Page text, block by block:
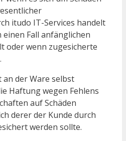
itudo IT-Services handelt
einen Fall anfänglichen
oder wenn zugesicherte
an der Ware selbst
Haftung wegen Fehlens
auf Schäden
derer der Kunde durch
werden sollte.